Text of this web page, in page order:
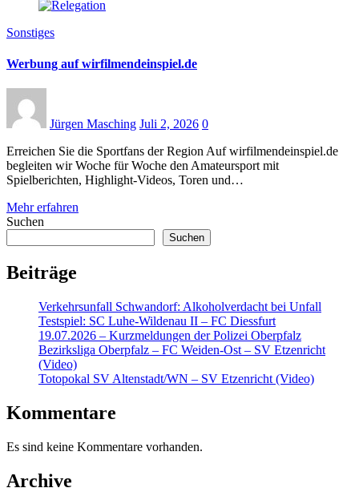
Sonstiges
Werbung auf wirfilmendeinspiel.de
Jürgen Masching Juli 2, 2026 0
Erreichen Sie die Sportfans der Region Auf wirfilmendeinspiel.de
begleiten wir Woche für Woche den Amateursport mit
Spielberichten, Highlight-Videos, Toren und…
Mehr erfahren
Suchen
Suchen
Beiträge
Verkehrsunfall Schwandorf: Alkoholverdacht bei Unfall
Testspiel: SC Luhe-Wildenau II – FC Diessfurt
19.07.2026 – Kurzmeldungen der Polizei Oberpfalz
Bezirksliga Oberpfalz – FC Weiden-Ost – SV Etzenricht
(Video)
Totopokal SV Altenstadt/WN – SV Etzenricht (Video)
Kommentare
Es sind keine Kommentare vorhanden.
Archive